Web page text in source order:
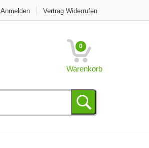
Anmelden Vertrag Widerrufen
0
Warenkorb